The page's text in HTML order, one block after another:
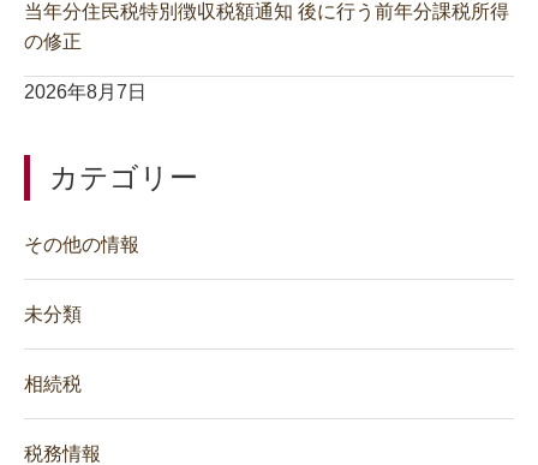
当年分住民税特別徴収税額通知 後に行う前年分課税所得
の修正
2026年8月7日
カテゴリー
その他の情報
未分類
相続税
税務情報